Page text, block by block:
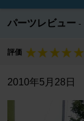
パーツレビュー
評価
2010年5月28日